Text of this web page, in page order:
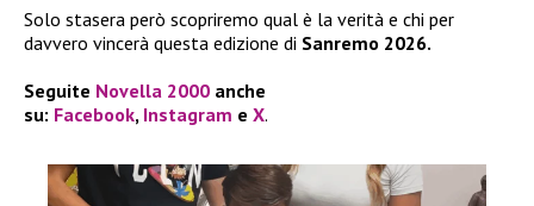
Solo stasera però scopriremo qual è la verità e chi per
davvero vincerà questa edizione di Sanremo 2026.
Seguite Novella 2000 anche
su: Facebook, Instagram e X.